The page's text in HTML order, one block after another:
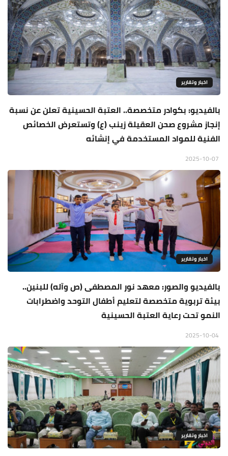
اخبار وتقارير
بالفيديو: بكوادر متخصصة.. العتبة الحسينية تعلن عن نسبة
إنجاز مشروع صحن العقيلة زينب (ع) وتستعرض الخصائص
الفنية للمواد المستخدمة في إنشائه
اخبار وتقارير
بالفيديو والصور: معهد نور المصطفى (ص وآله) للبنين..
بيئة تربوية متخصصة لتعليم أطفال التوحد واضطرابات
النمو تحت رعاية العتبة الحسينية
اخبار وتقارير